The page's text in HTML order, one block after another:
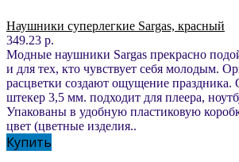
Наушники суперлегкие Sargas, красный
349.23 р.
Модные наушники Sargas прекрасно
и для тех, кто чувствует себя молодым.
расцветки создают ощущение праздника.
штекер 3,5 мм. подходит для плеера,
Упакованы в удобную пластиковую
цвет (цветные изделия..
Купить